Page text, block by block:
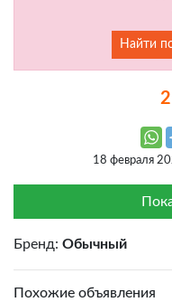
Найти
18 февраля
Бренд: Обычный
Похожие объявления